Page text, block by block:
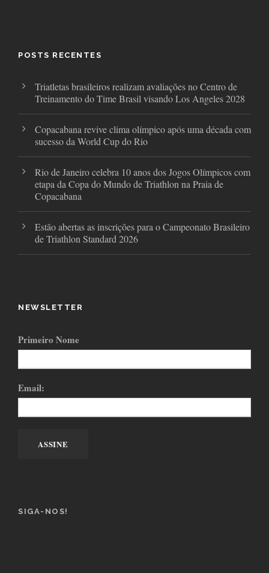
k
a
POSTS RECENTES
Triatletas brasileiros realizam avaliações no Centro de
Treinamento do Time Brasil visando Los Angeles 2028
Copacabana revive clima olímpico após uma década com
sucesso da World Cup do Rio
Rio de Janeiro celebra 10 anos dos Jogos Olímpicos com
etapa da Copa do Mundo de Triathlon na Praia de
Copacabana
Estão abertas as inscrições para o Campeonato Brasileiro
de Triathlon Standard 2026
NEWSLETTER
Primeiro Nome
Email:
SIGA-NOS!